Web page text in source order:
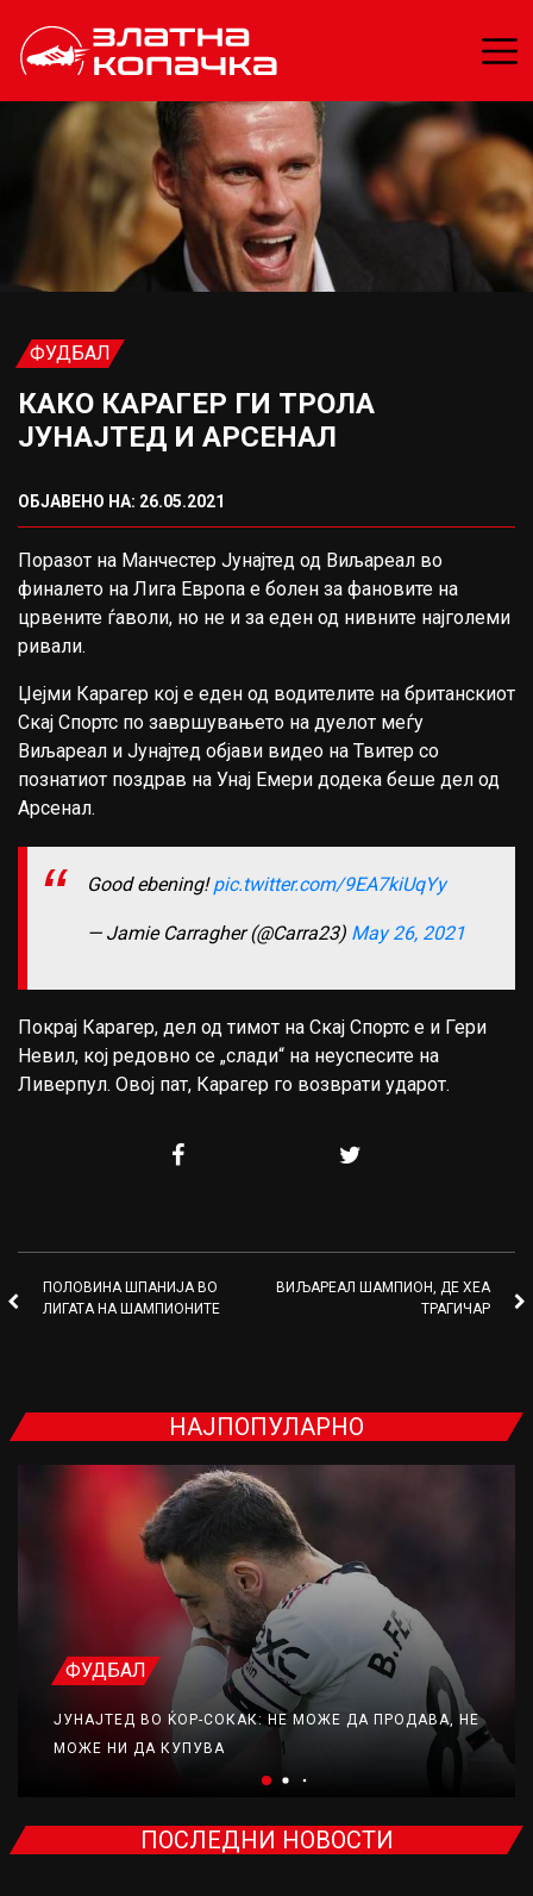
ФУДБАЛ
КАКО КАРАГЕР ГИ ТРОЛА
ЈУНАЈТЕД И АРСЕНАЛ
ОБЈАВЕНО НА: 26.05.2021
Поразот на Манчестер Јунајтед од Виљареал во
финалето на Лига Европа е болен за фановите на
црвените ѓаволи, но не и за еден од нивните најголеми
ривали.
Џејми Карагер кој е еден од водителите на британскиот
Скај Спортс по завршувањето на дуелот меѓу
Виљареал и Јунајтед објави видео на Твитер со
познатиот поздрав на Унај Емери додека беше дел од
Арсенал.
Good ebening!pic.twitter.com/9EA7kiUqYy
— Jamie Carragher (@Carra23) May 26, 2021
Покрај Карагер, дел од тимот на Скај Спортс е и Гери
Невил, кој редовно се „слади“ на неуспесите на
Ливерпул. Овој пат, Карагер го возврати ударот.
ПОЛОВИНА ШПАНИЈА ВО
ЛИГАТА НА ШАМПИОНИТЕ
ВИЉАРЕАЛ ШАМПИОН, ДЕ ХЕА
ТРАГИЧАР
НАЈПОПУЛАРНО
ФУДБАЛ
ЈУНАЈТЕД ВО ЌОР-СОКАК: НЕ МОЖЕ ДА ПРОДАВА, НЕ
МОЖЕ НИ ДА КУПУВА
ПОСЛЕДНИ НОВОСТИ